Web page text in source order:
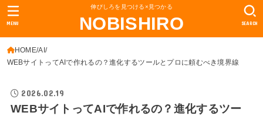
伸びしろを見つける×見つかる
NOBISHIRO SEARCH
MENU
HOME AI
WEBサイトってAIで作れるの？進化するツールとプロに頼むべき境界線
2026.02.19
WEBサイトってAIで作れるの？進化するツー